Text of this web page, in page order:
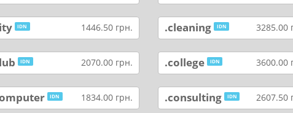
IDN 1446.50 грн. .cleaning IDN 3285.00
IDN 2070.00 грн. .college IDN 3600.00
IDN 1834.00 грн. .consulting IDN 2607.50